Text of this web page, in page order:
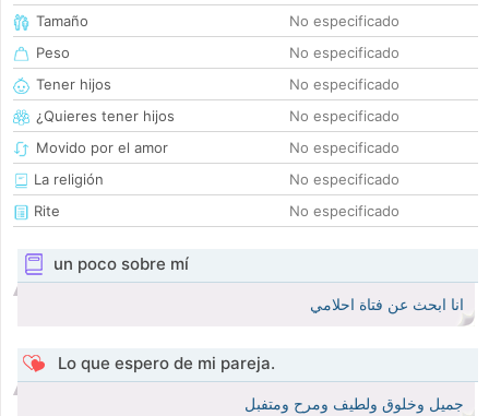
Tamaño
No especificado
Peso
No especificado
Tener hijos
No especificado
¿Quieres tener hijos
No especificado
Movido por el amor
No especificado
La religión
No especificado
Rite
No especificado
un poco sobre mí
انا ابحث عن فتاة احلامي
Lo que espero de mi pareja.
جميل وخلوق ولطيف ومرح ومتفبل